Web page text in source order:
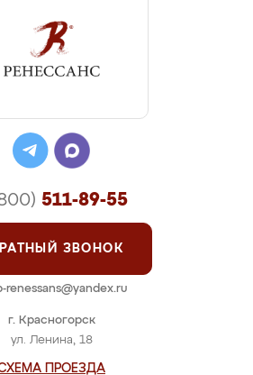
г. Красногорск
ул. Ленина, 18
ПРОЕЗДА
511-89-55
ЗВОНОК
renessans@yandex.ru